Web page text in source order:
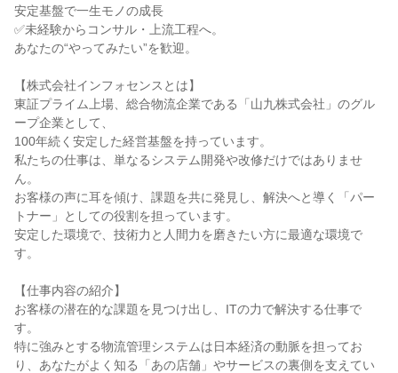
安定基盤で一生モノの成長
✅未経験からコンサル・上流工程へ。
あなたの“やってみたい”を歓迎。
【株式会社インフォセンスとは】
東証プライム上場、総合物流企業である「山九株式会社」のグル
ープ企業として、
100年続く安定した経営基盤を持っています。
私たちの仕事は、単なるシステム開発や改修だけではありませ
ん。
お客様の声に耳を傾け、課題を共に発見し、解決へと導く「パー
トナー」としての役割を担っています。
安定した環境で、技術力と人間力を磨きたい方に最適な環境で
す。
【仕事内容の紹介】
お客様の潜在的な課題を見つけ出し、ITの力で解決する仕事で
す。
特に強みとする物流管理システムは日本経済の動脈を担ってお
り、あなたがよく知る「あの店舗」やサービスの裏側を支えてい